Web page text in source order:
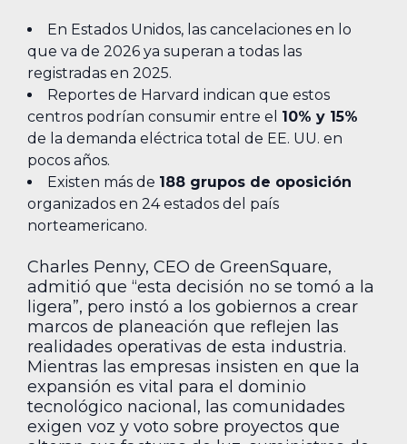
En Estados Unidos, las cancelaciones en lo
que va de 2026 ya superan a todas las
registradas en 2025.
Reportes de Harvard indican que estos
centros podrían consumir entre el 10% y 15%
de la demanda eléctrica total de EE. UU. en
pocos años.
Existen más de 188 grupos de oposición
organizados en 24 estados del país
norteamericano.
Charles Penny, CEO de GreenSquare,
admitió que “esta decisión no se tomó a la
ligera”, pero instó a los gobiernos a crear
marcos de planeación que reflejen las
realidades operativas de esta industria.
Mientras las empresas insisten en que la
expansión es vital para el dominio
tecnológico nacional, las comunidades
exigen voz y voto sobre proyectos que